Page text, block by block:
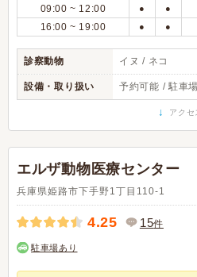
09:00 ~ 12:00
● ●
16:00 ~ 19:00 ● ●
診察動物 イヌ / ネコ
設備・取り扱い 予約可能 / 駐車
↓ アク
エルザ動物医療センター
兵庫県姫路市下手野1丁目110-1
4.25 15件
駐車場あり